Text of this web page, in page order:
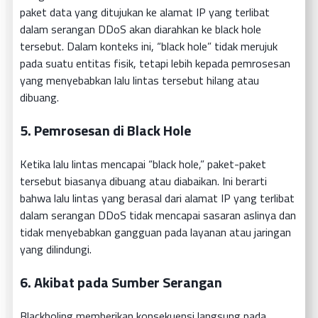
paket data yang ditujukan ke alamat IP yang terlibat
dalam serangan DDoS akan diarahkan ke black hole
tersebut. Dalam konteks ini, “black hole” tidak merujuk
pada suatu entitas fisik, tetapi lebih kepada pemrosesan
yang menyebabkan lalu lintas tersebut hilang atau
dibuang.
5.Pemrosesan di Black Hole
Ketika lalu lintas mencapai “black hole,” paket-paket
tersebut biasanya dibuang atau diabaikan. Ini berarti
bahwa lalu lintas yang berasal dari alamat IP yang terlibat
dalam serangan DDoS tidak mencapai sasaran aslinya dan
tidak menyebabkan gangguan pada layanan atau jaringan
yang dilindungi.
6.Akibat pada Sumber Serangan